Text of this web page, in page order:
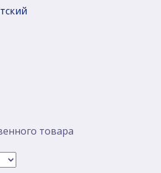
товара